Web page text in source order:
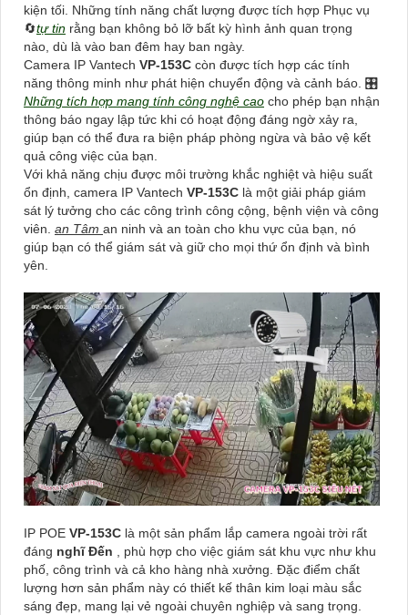
kiện tối. Những tính năng chất lượng được tích hợp Phục vụ
🔄tự tin rằng bạn không bỏ lỡ bất kỳ hình ảnh quan trọng
nào, dù là vào ban đêm hay ban ngày.
Camera IP Vantech VP-153C còn được tích hợp các tính
năng thông minh như phát hiện chuyển động và cảnh báo. 🎛
Những tích hợp mang tính công nghệ cao cho phép bạn nhận
thông báo ngay lập tức khi có hoạt động đáng ngờ xảy ra,
giúp bạn có thể đưa ra biện pháp phòng ngừa và bảo vệ kết
quả công việc của bạn.
Với khả năng chịu được môi trường khắc nghiệt và hiệu suất
ổn định, camera IP Vantech VP-153C là một giải pháp giám
sát lý tưởng cho các công trình công cộng, bệnh viện và công
viên. an Tâm an ninh và an toàn cho khu vực của bạn, nó
giúp bạn có thể giám sát và giữ cho mọi thứ ổn định và bình
yên.
IP POE VP-153C là một sản phẩm lắp camera ngoài trời rất
đáng nghĩ Đến , phù hợp cho việc giám sát khu vực như khu
phố, công trình và cả kho hàng nhà xưởng. Đặc điểm chất
lượng hơn sản phẩm này có thiết kế thân kim loại màu sắc
sáng đẹp, mang lại vẻ ngoài chuyên nghiệp và sang trọng.